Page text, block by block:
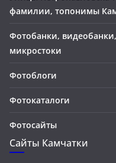
фамилии, топонимы
Фотобанки,
микростоки
Фотоблоги
Фотокаталоги
Фотосайты
Сайты Камчатки